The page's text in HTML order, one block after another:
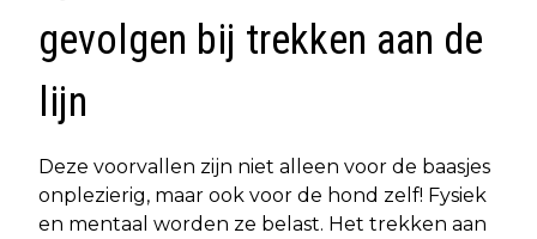
gevolgen bij trekken aan de
lijn
Deze voorvallen zijn niet alleen voor de baasjes
onplezierig, maar ook voor de hond zelf! Fysiek
en mentaal worden ze belast. Het trekken aan